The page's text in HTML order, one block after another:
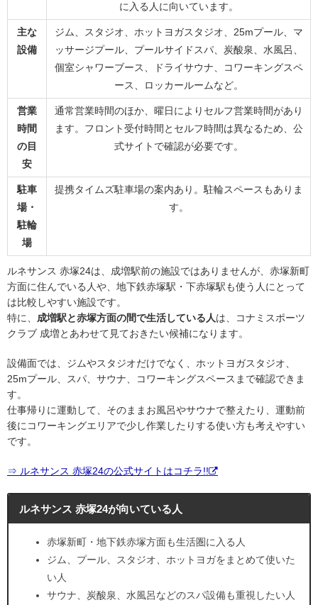
に入る人に向いています。
主な
設備
ジム、スタジオ、ホットヨガスタジオ、25mプール、マ
ッサージプール、プールサイドスパ、炭酸泉、水風呂、
個室シャワーブース、ドライサウナ、コワーキングスペ
ース、ロッカールームなど。
営業
時間
の目
安
通常営業時間のほか、曜日によりセルフ営業時間があり
ます。フロント受付時間とセルフ時間は異なるため、公
式サイトで確認が必要です。
駐車
場・
駐輪
場
提携タイムズ駐車場の案内あり。駐輪スペースもありま
す。
ルネサンス 赤塚24は、成増駅前の施設ではありませんが、赤塚新町
方面に住んでいる人や、地下鉄赤塚駅・下赤塚駅も使う人にとって
は比較しやすい施設です。
特に、 成増駅と赤塚方面の間で生活している人は、コナミスポーツ
クラブ 成増とあわせて見ておきたい候補になります。
設備面では、ジムやスタジオだけでなく、ホットヨガスタジオ、
25mプール、スパ、サウナ、コワーキングスペースまで確認できま
す。
仕事帰りに運動して、そのままお風呂やサウナで整えたり、運動前
後にコワーキングエリアで少し作業したりする使い方も考えやすい
です。
⇒ ルネサンス 赤塚24の公式サイトはコチラ!!
ルネサンス 赤塚24が向いている人
赤塚新町・地下鉄赤塚方面も生活圏に入る人
ジム、プール、スタジオ、ホットヨガをまとめて使いた
い人
サウナ、炭酸泉、水風呂などのスパ設備も重視したい人